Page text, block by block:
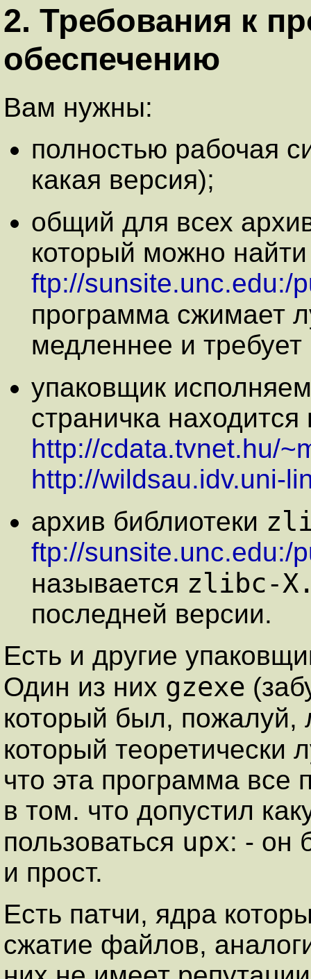
2. Требования к
обеспечению
Вам нужны:
полностью рабочая
какая версия);
общий для всех
который можно
ftp://sunsite.unc.edu:/
программа сжимает
медленнее и
упаковщик
страничка находится
http://cdata.tvnet.hu/
http://wildsau.idv.uni-
архив библиотеки
ftp://sunsite.unc.edu:/
называется zlibc-
последней версии.
Есть и другие
Один из них gzexe
который был,
который теоретически
что эта программа все
в том. что допустил
пользоваться upx: - он
и прост.
Есть патчи, ядра
сжатие файлов,